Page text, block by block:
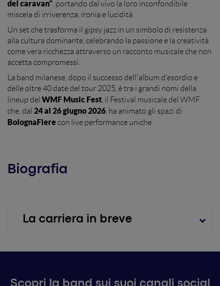
del caravan" , portando dal vivo la loro inconfondibile
miscela di irriverenza, ironia e lucidità.
Un set che trasforma il gipsy jazz in un simbolo di resistenza
alla cultura dominante, celebrando la passione e la creatività
come vera ricchezza attraverso un racconto musicale che non
accetta compromessi.
La band milanese, dopo il successo dell'album d'esordio e
delle oltre 40 date del tour 2025, è tra i grandi nomi della
lineup del WMF Music Fest , il Festival musicale del WMF
che, dal 24 al 26 giugno 2026 , ha animato gli spazi di
BolognaFierecon live performance uniche.
Biografia
La carriera in breve
La band milaneseI Patagarri, con il suo gipsy jazz
Scopri la band sui suoi canali social